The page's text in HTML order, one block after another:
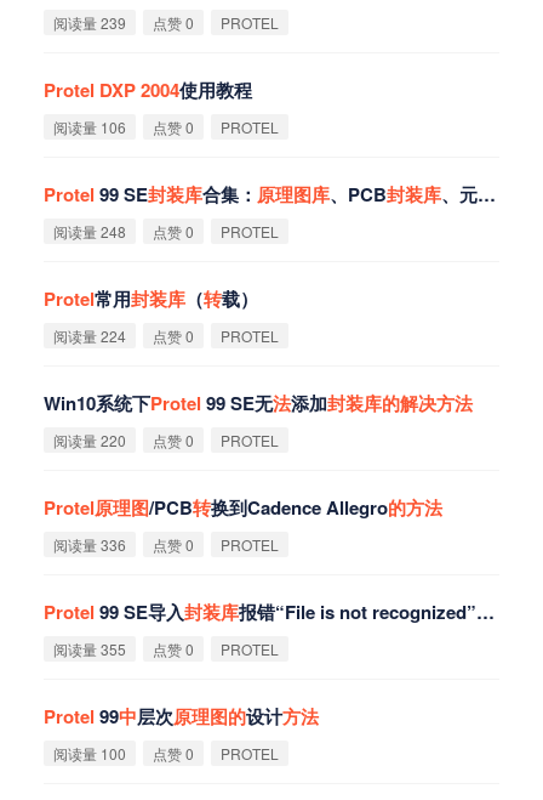
阅读量 239 点赞 0 PROTEL
Protel DXP2004使用教程
阅读量 106 点赞 0 PROTEL
Protel 99 SE封装库合集： 原理图库、PCB封装库、元器件
阅读量 248 点赞 0 PROTEL
Protel常用封装库 （转载）
阅读量 224 点赞 0 PROTEL
Win10系统下Protel 99 SE无法添加封装库的解决方法
阅读量 220 点赞 0 PROTEL
Protel原理图/PCB转换到Cadence Allegro的方法
阅读量 336 点赞 0 PROTEL
Protel 99 SE导入封装库报错“File is not recognized”的
阅读量 355 点赞 0 PROTEL
Protel 99中层次原理图的设计方法
阅读量 100 点赞 0 PROTEL